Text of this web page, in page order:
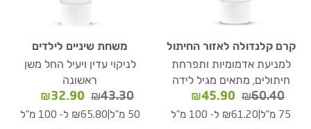
קרם קלנדולה לאזור החיתול
למניעת אדמומיות ותפרחת
חיתולים, מתאים מגיל לידה
₪60.40
המחיר
המקורי
₪45.90
המחיר
הנוכחי
75 מ"ל ₪61.20 ל- 100 מ"ל
משחת שיניים לילדים
לניקוי עדין ויעיל החל משן
ראשונה
₪43.30
המחיר
המקורי
₪32.90
הנוכחי
50 מ"ל ₪65.80 ל- 100 מ"ל